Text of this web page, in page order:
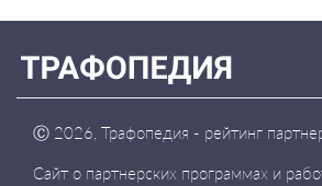
Ⓒ 2026, Трафопедия - рейтинг
Сайт о партнерских программах и